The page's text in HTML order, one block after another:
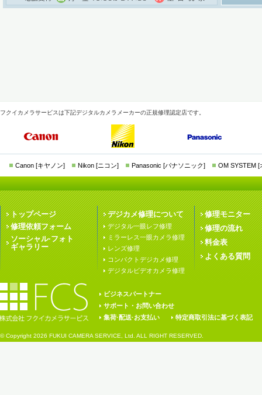
フクイカメラサービスは下記デジタルカメラメーカーの正規修理認定店です。
Canon [キヤノン] Nikon [ニコン] Panasonic [パナソニック] OM SYSTEM [
トップページ
修理依頼フォーム
ソーシャル·フォト
ギャラリー
デジカメ修理について
デジタル一眼レフ修理
ミラーレス一眼カメラ修理
レンズ修理
コンパクトデジカメ修理
デジタルビデオカメラ修理
修理モニター
修理の流れ
料金表
よくある質問
ビジネスパートナー
サポート・お問い合わせ
集荷·配送·お支払い
特定商取引法に基づく表記
© Copyright 2026 FUKUI CAMERA SERVICE, Ltd. ALL RIGHT RESERVED.